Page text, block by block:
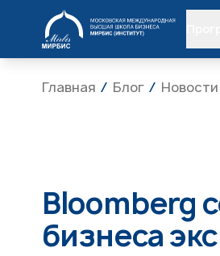
МИРБИС
Главная Блог Новости
Bloomberg
бизнеса